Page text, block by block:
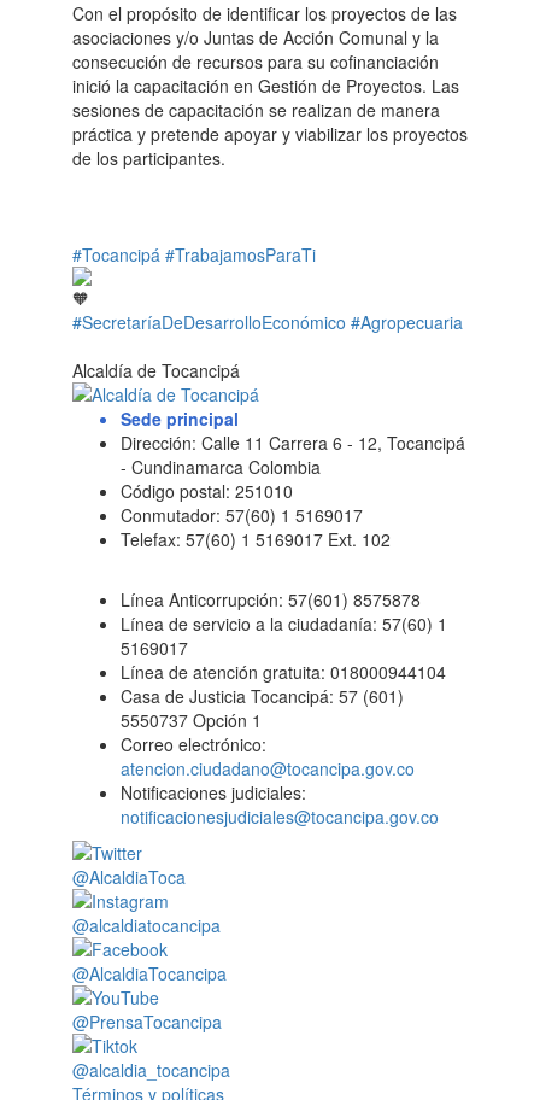
Con el propósito de identificar los proyectos de las
asociaciones y/o Juntas de Acción Comunal y la
consecución de recursos para su cofinanciación
inició la capacitación en Gestión de Proyectos. Las
sesiones de capacitación se realizan de manera
práctica y pretende apoyar y viabilizar los proyectos
de los participantes.
#Tocancipá #TrabajamosParaTi
#SecretaríaDeDesarrolloEconómico #Agropecuaria
Alcaldía de Tocancipá
Sede principal
Dirección: Calle 11 Carrera 6 - 12, Tocancipá
- Cundinamarca Colombia
Código postal: 251010
Conmutador: 57(60) 1 5169017
Telefax: 57(60) 1 5169017 Ext. 102
Línea Anticorrupción: 57(601) 8575878
Línea de servicio a la ciudadanía: 57(60) 1
5169017
Línea de atención gratuita: 018000944104
Casa de Justicia Tocancipá: 57 (601)
5550737 Opción 1
Correo electrónico:
atencion.ciudadano@tocancipa.gov.co
Notificaciones judiciales:
notificacionesjudiciales@tocancipa.gov.co
@AlcaldiaToca
@alcaldiatocancipa
@AlcaldiaTocancipa
@PrensaTocancipa
@alcaldia_tocancipa
Términos y políticas